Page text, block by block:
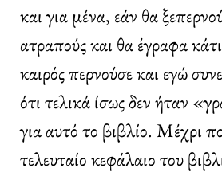
και για μένα, εάν θα
ατραπούς και θα έγραφα
καιρός περνούσε και εγώ
ότι τελικά ίσως δεν ήταν
για αυτό το βιβλίο. Μέχρι
τελευταίο κεφάλαιο του